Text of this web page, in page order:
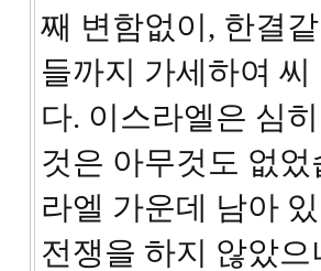
째 변함없이, 한결
들까지 가세하여
다. 이스라엘은 심
것은 아무것도 없
라엘 가운데 남아
전쟁을 하지 않았